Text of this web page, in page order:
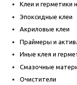
Клеи и герметики
Эпоксидные клеи
Акриловые клеи
Праймеры и
Иные клея и
Смазочные
Очистители